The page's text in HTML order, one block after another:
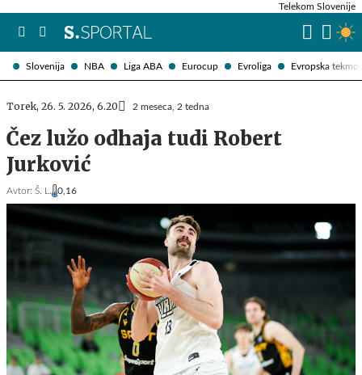
Slovenija NBA Liga ABA Eurocup Evroliga Evropska
Telekom Slovenije
Torek, 26. 5. 2026, 6.20 2 meseca, 2 tedna
Čez lužo odhaja tudi Robert
Jurković
Avtor: Š. L. 0,16